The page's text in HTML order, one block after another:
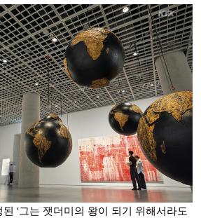
‘그는 잿더미의 왕이 되기 위해서라도